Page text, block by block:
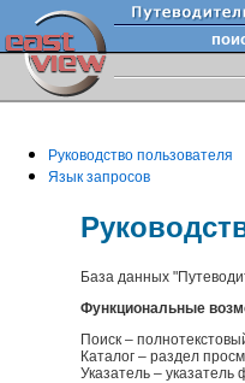
Руководство пользователя
Язык запросов
База данных
Функциональные
Поиск –
Каталог – раздел
Указатель –